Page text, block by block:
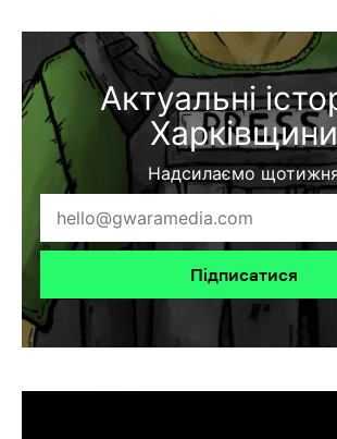
Актуальні
Харківщини
Надсилаємо
Підписатися